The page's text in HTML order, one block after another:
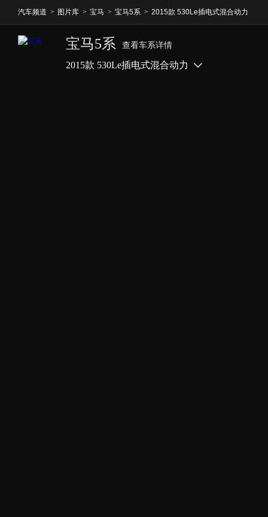
汽车频道 > 图片库 > 宝马 > 宝马5系 > 2015款 530Le插电式混合动力
宝马5系 查看车系详情
2015款 530Le插电式混合动力